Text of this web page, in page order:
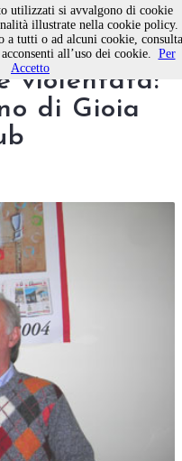
violentata:
di Gioia
utilizzati si avvalgono di cookie
illustrate nella cookie policy.
a tutti o ad alcuni cookie, consulta
all’uso dei cookie. Per
Accetto